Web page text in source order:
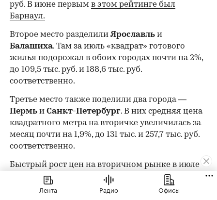
руб. В июне первым в этом рейтинге был
Барнаул.
Второе место разделилиЯрославль и
Балашиха. Там за июль «квадрат» готового
жилья подорожал в обоих городах почти на 2%,
до 109,5 тыс. руб. и 188,6 тыс. руб.
соответственно.
Третье место также поделили два города —
Пермь и Санкт-Петербург. В них средняя цена
квадратного метра на вторичке увеличилась за
месяц почти на 1,9%, до 131 тыс. и 257,7 тыс. руб.
соответственно.
Быстрый рост цен на вторичном рынке в июле
также зафиксирован в
Москве
(+1,8%, до 397
тыс. руб. за 1 кв. м) и
Самаре
(+1,8%, до 141,9 тыс.
Лента Радио Офисы